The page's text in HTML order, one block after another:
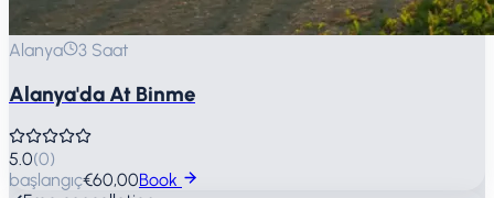
Alanya 3 Saat
Alanya'da At Binme
5.0(0)
başlangıç€60,00Book